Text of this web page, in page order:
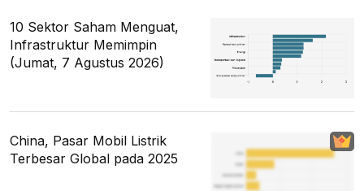
10 Sektor Saham Menguat,
Infrastruktur Memimpin
(Jumat, 7 Agustus 2026)
China, Pasar Mobil Listrik
Terbesar Global pada 2025